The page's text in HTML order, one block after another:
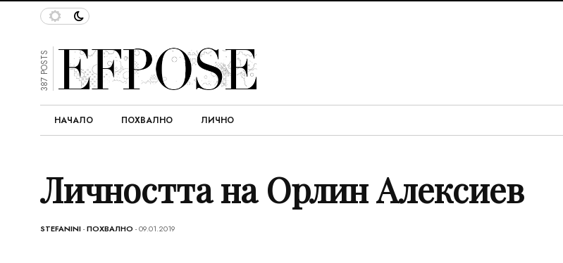
387 POSTS
НАЧАЛО ПОХВАЛНО ЛИЧНО
Личността на Орлин Алексиев
STEFANINI-ПОХВАЛНО - 09.01.2019